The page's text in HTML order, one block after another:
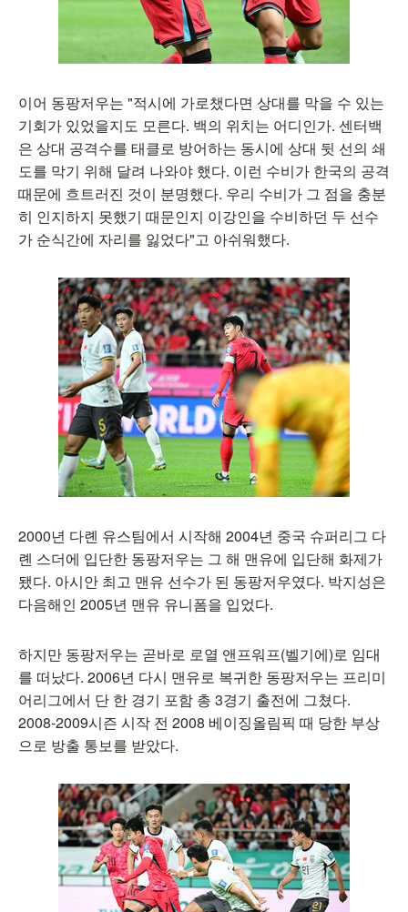
이어 동팡저우는 "적시에 가로챘다면 상대를 막을 수 있는
기회가 있었을지도 모른다. 백의 위치는 어디인가. 센터백
은 상대 공격수를 태클로 방어하는 동시에 상대 뒷 선의 쇄
도를 막기 위해 달려 나와야 했다. 이런 수비가 한국의 공격
때문에 흐트러진 것이 분명했다. 우리 수비가 그 점을 충분
히 인지하지 못했기 때문인지 이강인을 수비하던 두 선수
가 순식간에 자리를 잃었다"고 아쉬워했다.
2000년 다롄 유스팀에서 시작해 2004년 중국 슈퍼리그 다
롄 스더에 입단한 동팡저우는 그 해 맨유에 입단해 화제가
됐다. 아시안 최고 맨유 선수가 된 동팡저우였다. 박지성은
다음해인 2005년 맨유 유니폼을 입었다.
하지만 동팡저우는 곧바로 로열 앤프워프(벨기에)로 임대
를 떠났다. 2006년 다시 맨유로 복귀한 동팡저우는 프리미
어리그에서 단 한 경기 포함 총 3경기 출전에 그쳤다.
2008-2009시즌 시작 전 2008 베이징올림픽 때 당한 부상
으로 방출 통보를 받았다.